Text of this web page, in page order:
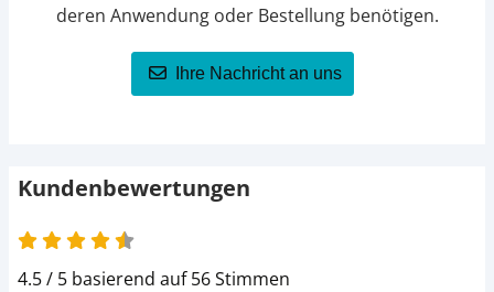
deren Anwendung oder Bestellung benötigen.
Ihre Nachricht an uns
Kundenbewertungen
4.5 von 5
4.5 / 5 basierend auf 56 Stimmen